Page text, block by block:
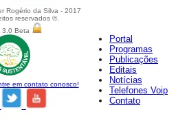
Rogério da Silva - 2017
reservados ©.
3.0 Beta
em contato conosco!
Portal
Programas
Publicações
Editais
Notícias
Telefones Voip
Contato